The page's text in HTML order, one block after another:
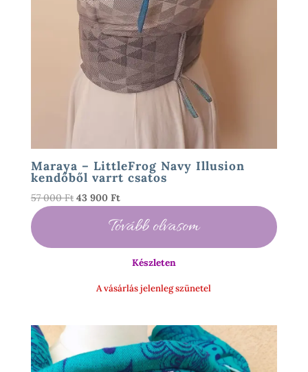
Maraya – LittleFrog Navy Illusion
kendőből varrt csatos
57 000Ft Original
43 900 FtCurrent
is:
900 Ft.
Tovább olvasom
Készleten
A vásárlás jelenleg szünetel